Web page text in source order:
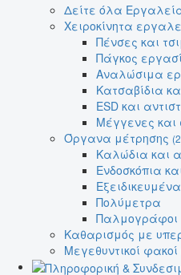
Δείτε όλα
Χειροκίνητα
Πένσες και
Πάγκος
Αναλώσιμα
Κατσαβίδια
ESD και
Μέγγενες και
Όργανα μέτρησης
Καλώδια και
Ενδοσκόπια
Πολύμετρα
Παλμογράφοι
Καθαρισμός με
Μεγεθυντικοί